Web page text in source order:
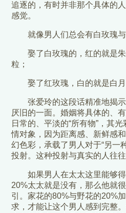
追逐的，有时并非那个具体的
感觉。
就像男人们总会有白玫瑰
娶了白玫瑰的，红的就是
粒；
娶了红玫瑰，白的就是白
张爱玲的这段话精准地揭
厌旧的一面。婚姻将具体的、
日常的、平淡的“所有物”，其
情对象，因为距离感、新鲜感
幻色彩，承载了男人对于“另一
投射。这种投射与真实的人往往
如果男人在太太这里能够
20%太太就是没有，那么他就
引。家花的80%与野花的20%
求，才能让这个男人感到完整